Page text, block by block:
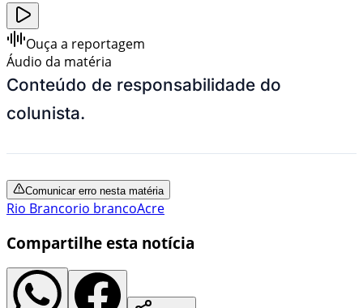
Ouça a reportagem
Áudio da matéria
Conteúdo de responsabilidade do
colunista.
Comunicar erro nesta matéria
Rio Brancorio brancoAcre
Compartilhe esta notícia